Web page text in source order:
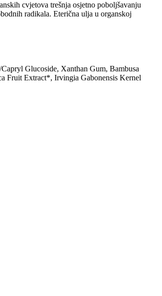
cvjetova trešnja osjetno poboljšavanju
radikala. Eterična ulja u organskoj
Glucoside, Xanthan Gum, Bambusa
Fruit Extract*, Irvingia Gabonensis Kernel